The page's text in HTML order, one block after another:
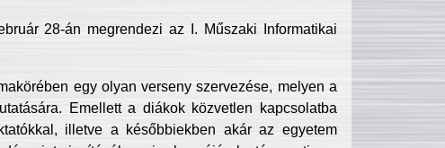
28-án megrendezi az I. Műszaki Informatikai
egy olyan verseny szervezése, melyen a
Emellett a diákok közvetlen kapcsolatba
illetve a későbbiekben akár az egyetem